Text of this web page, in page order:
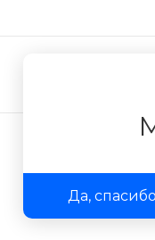
Да, спасибо